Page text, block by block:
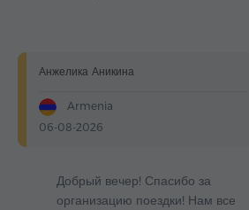
Анжелика Аникина
Armenia
06-08-2026
Добрый вечер! Спасибо за
организацию поездки! Нам все